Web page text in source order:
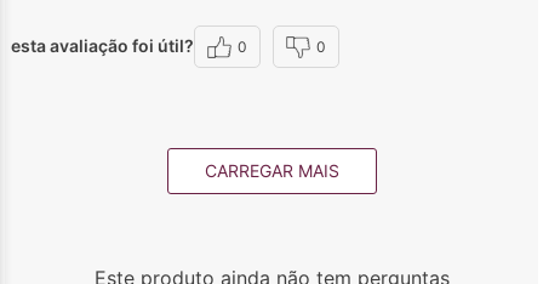
esta avaliação foi útil? 0 0
CARREGAR MAIS
Este produto ainda não tem perguntas